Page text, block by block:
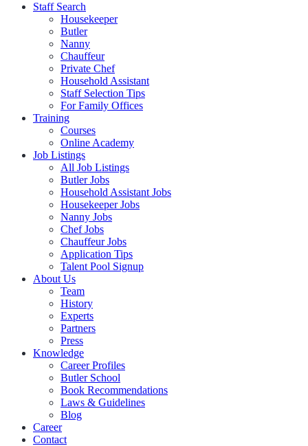
Staff Search
Housekeeper
Butler
Nanny
Chauffeur
Private Chef
Household Assistant
Staff Selection Tips
For Family Offices
Training
Courses
Online Academy
Job Listings
All Job Listings
Butler Jobs
Household Assistant Jobs
Housekeeper Jobs
Nanny Jobs
Chef Jobs
Chauffeur Jobs
Application Tips
Talent Pool Signup
About Us
Team
History
Experts
Partners
Press
Knowledge
Career Profiles
Butler School
Book Recommendations
Laws & Guidelines
Blog
Career
Contact